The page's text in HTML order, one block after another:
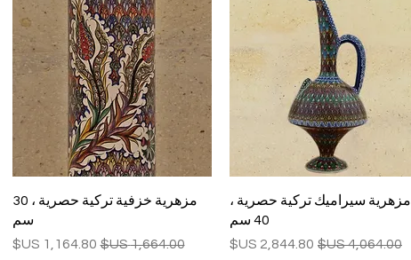
العرض السريع
مزهرية سيراميك تركية حصرية ،
40 سم
سعر عادي
سعر البيع
العرض السريع
مزهرية خزفية تركية حصرية ، 30
سم
سعر عادي‏1,664.00 US$ سعر البيع